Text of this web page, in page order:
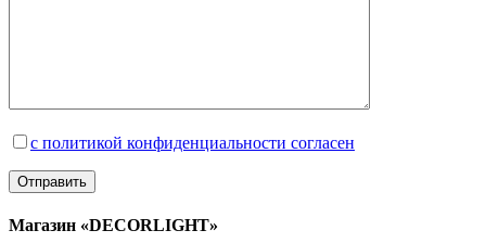
с политикой конфиденциальности согласен
Магазин «DECORLIGHT»